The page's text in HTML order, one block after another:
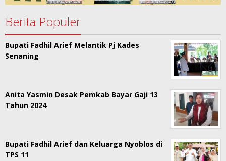
Berita Populer
Bupati Fadhil Arief Melantik Pj Kades
Senaning
Anita Yasmin Desak Pemkab Bayar Gaji 13
Tahun 2024
Bupati Fadhil Arief dan Keluarga Nyoblos di
TPS 11